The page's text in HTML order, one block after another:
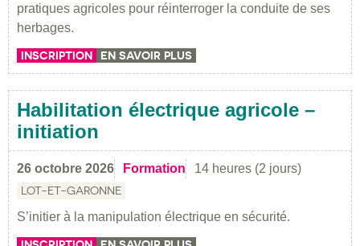
pratiques agricoles pour réinterroger la conduite de ses
herbages.
INSCRIPTION EN SAVOIR PLUS
Habilitation électrique agricole –
initiation
26 octobre 2026 Formation 14 heures (2 jours)
LOT-ET-GARONNE
S’initier à la manipulation électrique en sécurité.